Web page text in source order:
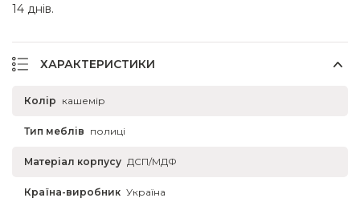
14 днів.
ХАРАКТЕРИСТИКИ
Колір кашемір
Тип меблів полиці
Матеріал корпусу ДСП/МДФ
Країна-виробник Україна